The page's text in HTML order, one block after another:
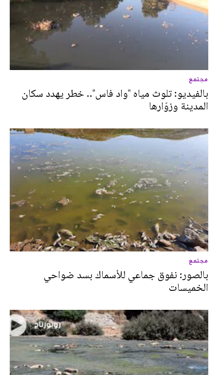
مجتمع
بالفيديو: تلوث مياه "واد فاس".. خطر يهدد سكان
المدينة وزوّارها
مجتمع
بالصور: نفوق جماعي للأسماك بسد ضواحي
الخميسات